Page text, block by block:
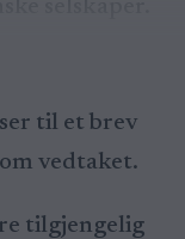
til et brev
vedtaket.
tilgjengelig